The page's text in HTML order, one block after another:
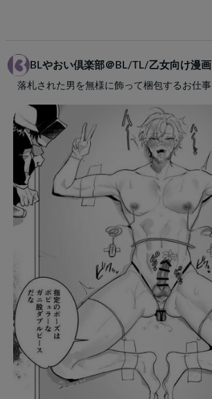
BLやおい倶楽部＠BL/TL/乙女向け漫画
落札された男を無様に飾って梱包するお仕事